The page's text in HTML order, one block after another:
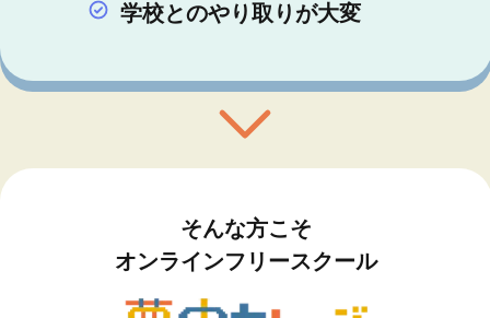
学校とのやり取りが大変
そんな方こそ
オンラインフリースクール